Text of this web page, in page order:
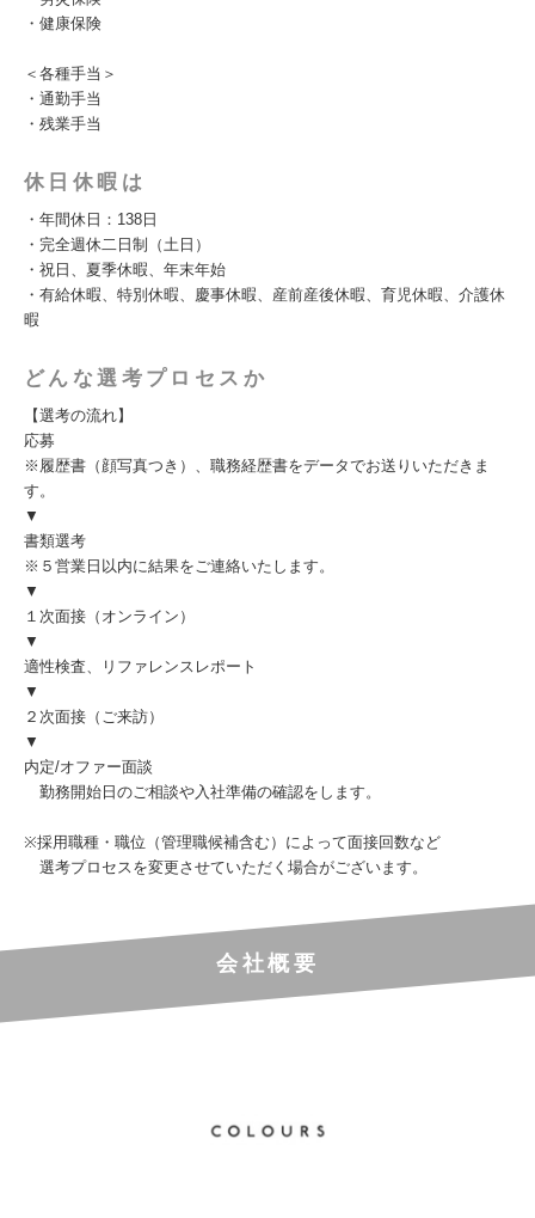
・健康保険
＜各種手当＞
・通勤手当
・残業手当
休日休暇は
・年間休日：138日
・完全週休二日制（土日）
・祝日、夏季休暇、年末年始
・有給休暇、特別休暇、慶事休暇、産前産後休暇、育児休暇、介護休
暇
どんな選考プロセスか
【選考の流れ】
応募
※履歴書（顔写真つき）、職務経歴書をデータでお送りいただきま
す。
▼
書類選考
※５営業日以内に結果をご連絡いたします。
▼
１次面接（オンライン）
▼
適性検査、リファレンスレポート
▼
２次面接（ご来訪）
▼
内定/オファー面談
勤務開始日のご相談や入社準備の確認をします。
※採用職種・職位（管理職候補含む）によって面接回数など
選考プロセスを変更させていただく場合がございます。
会社概要